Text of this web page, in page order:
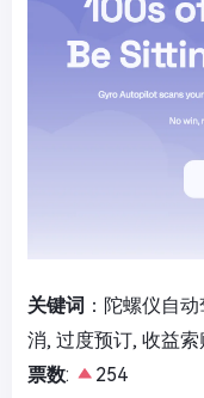
关键词 ：陀螺仪自
消, 过度预订, 收益
票数:
254